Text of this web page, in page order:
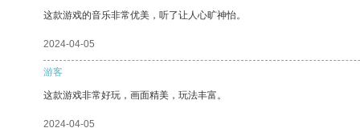
这款游戏的音乐非常优美，听了让人心旷神怡。
2024-04-05
游客
这款游戏非常好玩，画面精美，玩法丰富。
2024-04-05